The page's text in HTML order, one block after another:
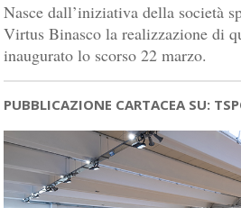
Nasce dall’iniziativa della società
Virtus Binasco la realizzazione di
inaugurato lo scorso 22 marzo.
PUBBLICAZIONE CARTACEA SU: